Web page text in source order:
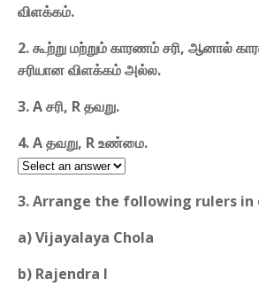
விளக்கம்.
2. கூற்று மற்றும் காரணம் சரி, ஆனால்
சரியான விளக்கம் அல்ல.
3. A சரி, R தவறு.
4. A தவறு, R உண்மை.
3. Arrange the following rulers in
a) Vijayalaya Chola
b) Rajendra I